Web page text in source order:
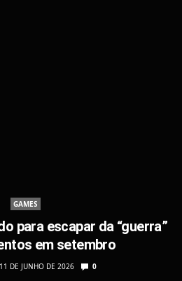
GAMES
para escapar da “guerra”
em setembro
11 DE JUNHO DE 2026 0